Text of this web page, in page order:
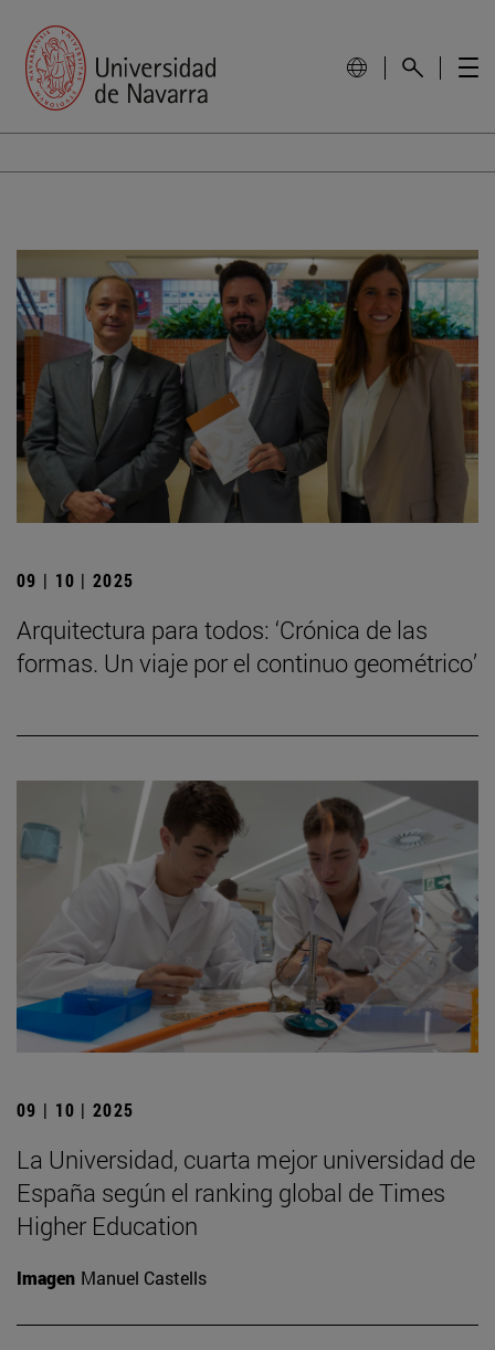
09 | 10 | 2025
Arquitectura para todos: ‘Crónica de las
formas. Un viaje por el continuo geométrico’
09 | 10 | 2025
La Universidad, cuarta mejor universidad de
España según el ranking global de Times
Higher Education
Imagen Manuel Castells